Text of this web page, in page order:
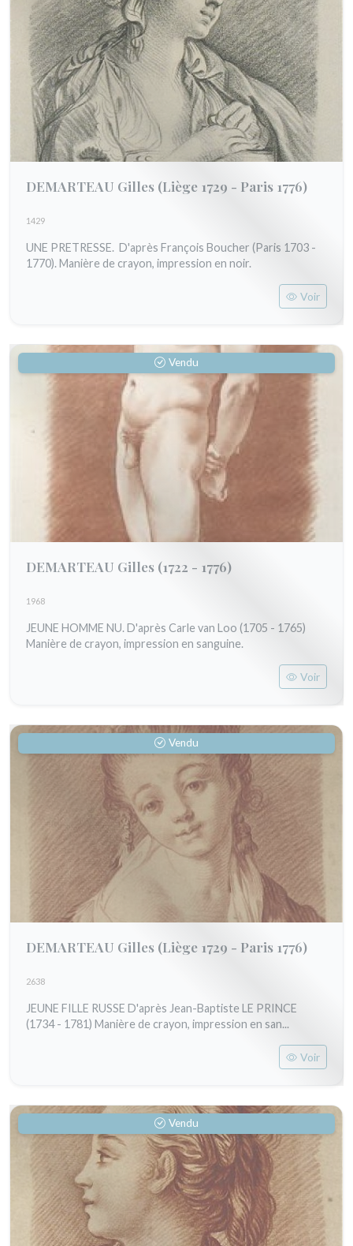
DEMARTEAU Gilles (Liège 1729 - Paris 1776)
1429
UNE PRETRESSE. D'après François Boucher (Paris 1703 -
1770). Manière de crayon, impression en noir.
Voir
Vendu
DEMARTEAU Gilles (1722 - 1776)
1968
JEUNE HOMME NU. D'après Carle van Loo (1705 - 1765)
Manière de crayon, impression en sanguine.
Voir
Vendu
DEMARTEAU Gilles (Liège 1729 - Paris 1776)
2638
JEUNE FILLE RUSSE D'après Jean-Baptiste LE PRINCE
(1734 - 1781) Manière de crayon, impression en san...
Voir
Vendu